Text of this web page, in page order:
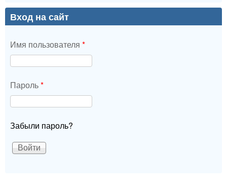
Вход на сайт
Имя пользователя *
Пароль*
Забыли пароль?